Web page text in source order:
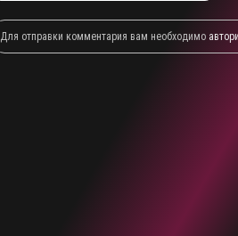
Для отправки комментария вам необходимо